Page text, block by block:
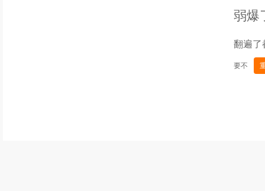
弱爆
翻遍了
要不